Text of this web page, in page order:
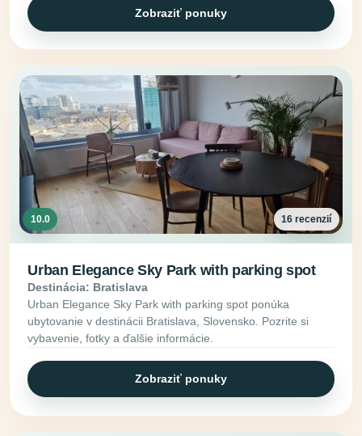
Zobraziť ponuky
10.0 16 recenzií
Urban Elegance Sky Park with parking spot
Destinácia: Bratislava
Urban Elegance Sky Park with parking spot ponúka
ubytovanie v destinácii Bratislava, Slovensko. Pozrite si
vybavenie, fotky a ďalšie informácie.
Zobraziť ponuky